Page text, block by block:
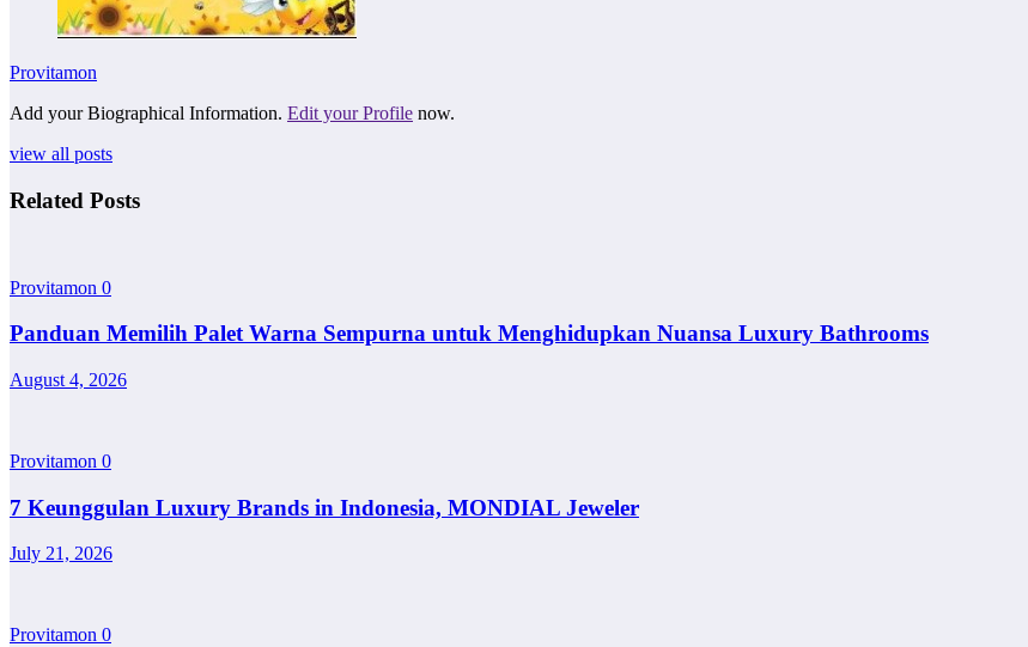
Provitamon
Add your Biographical Information. Edit your Profile now.
view all posts
Related Posts
Provitamon 0
Panduan Memilih Palet Warna Sempurna untuk Menghidupkan Nuansa Luxury Bathrooms
August 4, 2026
Provitamon 0
7 Keunggulan Luxury Brands in Indonesia, MONDIAL Jeweler
July 21, 2026
Provitamon 0